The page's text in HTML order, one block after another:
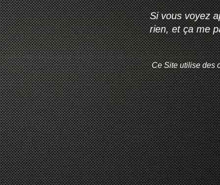
Si vous voyez
rien, et ça me
Ce Site utilise des